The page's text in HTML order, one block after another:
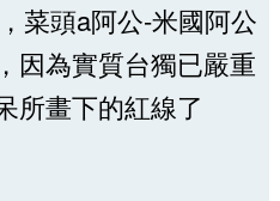
菜頭a阿公-米國阿公
因為實質台獨已嚴重
所畫下的紅線了